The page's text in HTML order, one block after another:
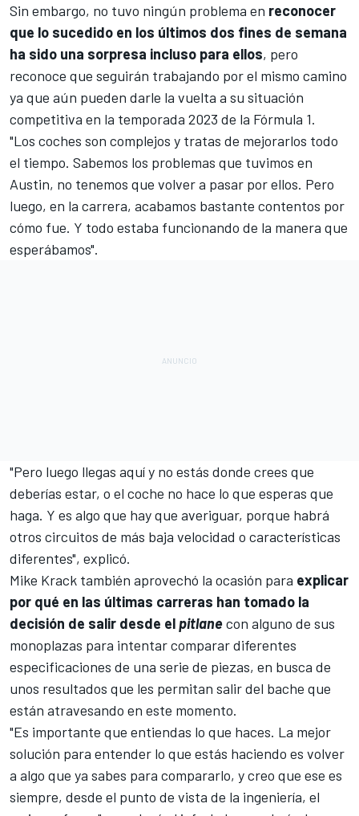
Sin embargo, no tuvo ningún problema en reconocer
que lo sucedido en los últimos dos fines de semana
ha sido una sorpresa incluso para ellos, pero
reconoce que seguirán trabajando por el mismo camino
ya que aún pueden darle la vuelta a su situación
competitiva en la temporada 2023 de la Fórmula 1.
"Los coches son complejos y tratas de mejorarlos todo
el tiempo. Sabemos los problemas que tuvimos en
Austin, no tenemos que volver a pasar por ellos. Pero
luego, en la carrera, acabamos bastante contentos por
cómo fue. Y todo estaba funcionando de la manera que
esperábamos".
"Pero luego llegas aquí y no estás donde crees que
deberías estar, o el coche no hace lo que esperas que
haga. Y es algo que hay que averiguar, porque habrá
otros circuitos de más baja velocidad o características
diferentes", explicó.
Mike Krack también aprovechó la ocasión para explicar
por qué en las últimas carreras han tomado la
decisión de salir desde elpitlanecon alguno de sus
monoplazas para intentar comparar diferentes
especificaciones de una serie de piezas, en busca de
unos resultados que les permitan salir del bache que
están atravesando en este momento.
"Es importante que entiendas lo que haces. La mejor
solución para entender lo que estás haciendo es volver
a algo que ya sabes para compararlo, y creo que ese es
siempre, desde el punto de vista de la ingeniería, el